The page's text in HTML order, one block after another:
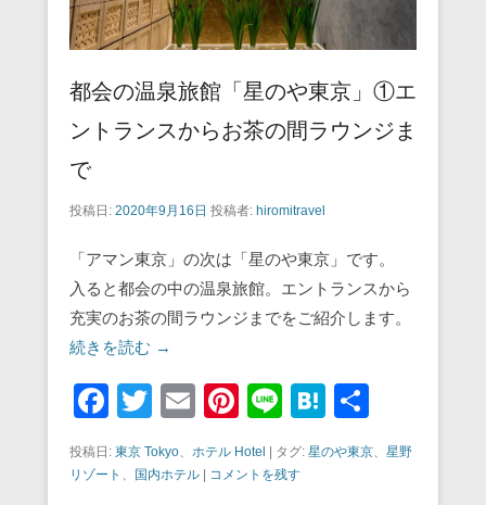
都会の温泉旅館「星のや東京」①エ
ントランスからお茶の間ラウンジま
で
投稿日: 2020年9月16日 投稿者: hiromitravel
「アマン東京」の次は「星のや東京」です。
入ると都会の中の温泉旅館。エントランスから
充実のお茶の間ラウンジまでをご紹介します。
続きを読む →
F
a
c
T
tt
E
ail
Pi
er
Li
e
H
at
e
有
投稿日: 東京 Tokyo、 ホテル Hotel タグ: 星のや東京、 星野
リゾート 、 国内ホテル コメントを残す